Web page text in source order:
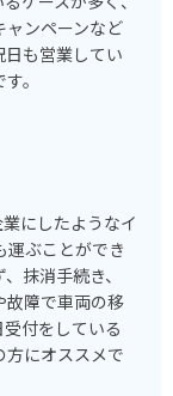
ャンペーンなど
も営業してい
。
にしたようなイ
運ぶことができ
抹消手続き、
故障で車両の移
付をしている
方にオススメで